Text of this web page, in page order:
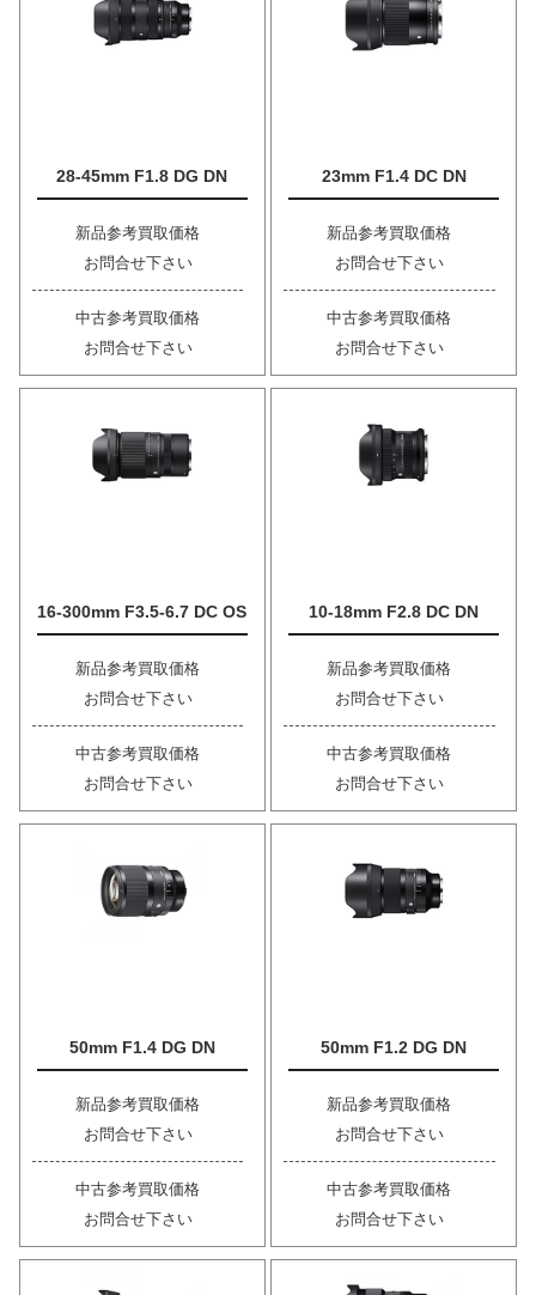
28-45mm F1.8 DG DN
新品参考買取価格
お問合せ下さい
中古参考買取価格
お問合せ下さい
23mm F1.4 DC DN
新品参考買取価格
お問合せ下さい
中古参考買取価格
お問合せ下さい
16-300mm F3.5-6.7 DC OS
新品参考買取価格
お問合せ下さい
中古参考買取価格
お問合せ下さい
10-18mm F2.8 DC DN
新品参考買取価格
お問合せ下さい
中古参考買取価格
お問合せ下さい
50mm F1.4 DG DN
新品参考買取価格
お問合せ下さい
中古参考買取価格
お問合せ下さい
50mm F1.2 DG DN
新品参考買取価格
お問合せ下さい
中古参考買取価格
お問合せ下さい